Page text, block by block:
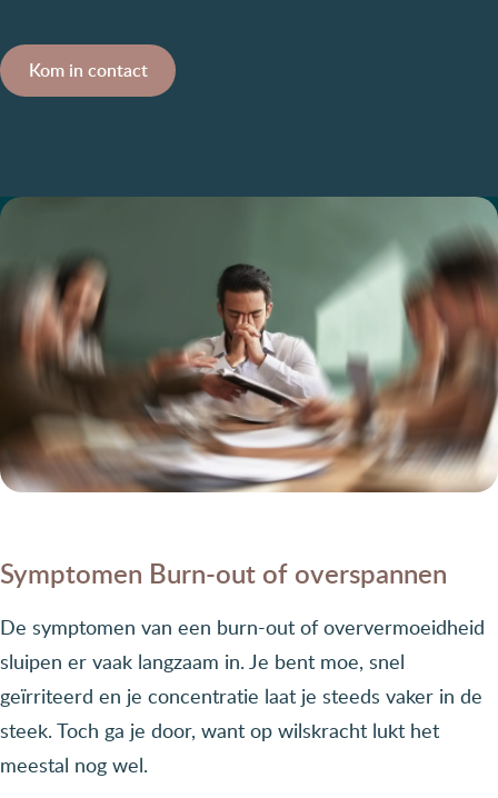
Kom in contact
Symptomen Burn-out of overspannen
De symptomen van een burn-out of oververmoeidheid
sluipen er vaak langzaam in. Je bent moe, snel
geïrriteerd en je concentratie laat je steeds vaker in de
steek. Toch ga je door, want op wilskracht lukt het
meestal nog wel.